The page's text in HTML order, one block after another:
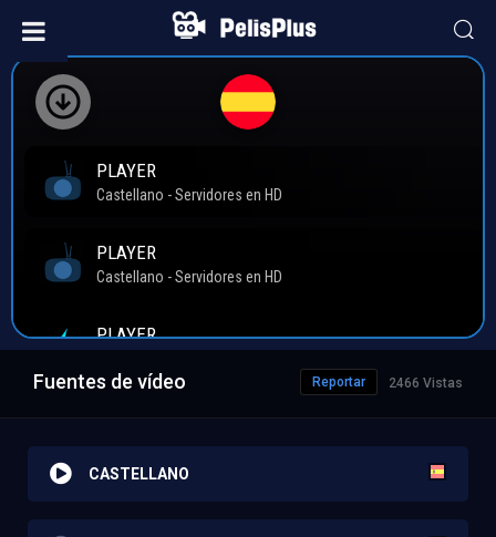
Fuentes de vídeo 2466 Vistas
Reportar
CASTELLANO